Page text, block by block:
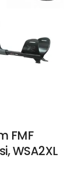
FMF
WSA2XL